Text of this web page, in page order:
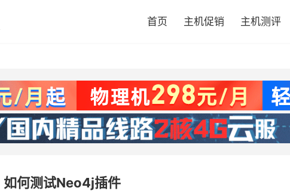
首页 主机促销 主机测评
如何测试Neo4j插件